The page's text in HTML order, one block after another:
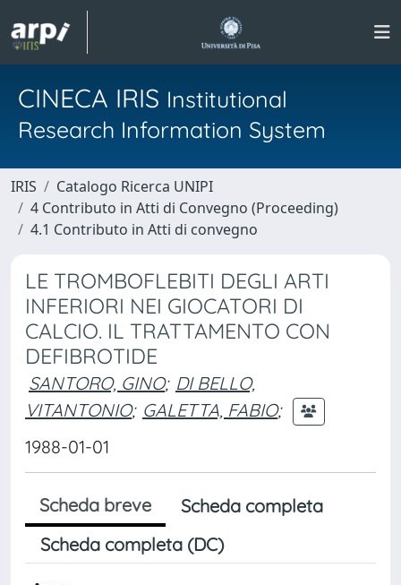
CINECA IRIS Institutional
Research Information System
IRIS
Catalogo Ricerca UNIPI
4 Contributo in Atti di Convegno (Proceeding)
4.1 Contributo in Atti di convegno
LE TROMBOFLEBITI DEGLI ARTI
INFERIORI NEI GIOCATORI DI
CALCIO. IL TRATTAMENTO CON
DEFIBROTIDE
SANTORO, GINO; DI BELLO,
VITANTONIO; GALETTA, FABIO;
1988-01-01
Scheda breve
Scheda completa
Scheda completa (DC)